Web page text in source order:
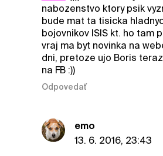
nabozenstvo ktory psik
bude mat ta tisicka
bojovnikov ISIS kt. ho tam
vraj ma byt novinka na
dni, pretoze ujo Boris
na FB :))
Odpovedať
emo
13. 6. 2016, 23:43